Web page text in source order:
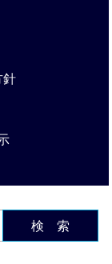
針
検 索